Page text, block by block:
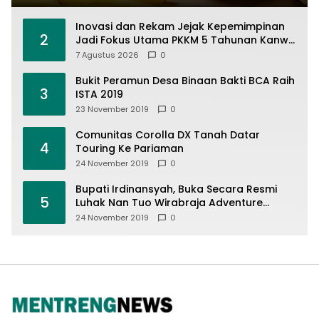
2
Inovasi dan Rekam Jejak Kepemimpinan
Jadi Fokus Utama PKKM 5 Tahunan Kanwil
Kemenag Sumbar di MAN 1 Solok
7 Agustus 2026 0
3
Bukit Peramun Desa Binaan Bakti BCA Raih
ISTA 2019
23 November 2019 0
4
Comunitas Corolla DX Tanah Datar
Touring Ke Pariaman
24 November 2019 0
5
Bupati Irdinansyah, Buka Secara Resmi
Luhak Nan Tuo Wirabraja Adventure
Offroad 2019
24 November 2019 0